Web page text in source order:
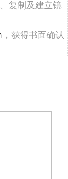
复制及建立镜
，获得书面确认